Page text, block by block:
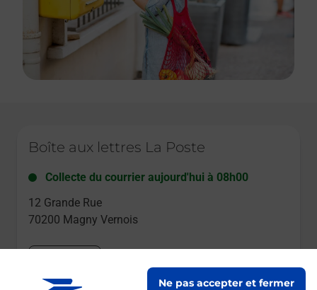
Ne pas accepter et fermer
Boîte aux lettres La Poste
Collecte du courrier aujourd'hui à 08h00
12 Grande Rue
70200 Magny Vernois